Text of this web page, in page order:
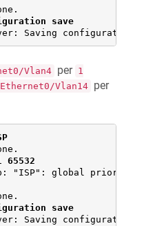
save
Saving configuration.
Vlan4 per 1
Vlan14 per
"ISP": global priority
save
Saving configuration.